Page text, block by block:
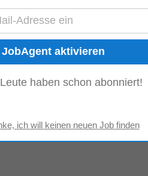
Leute haben schon abonniert!